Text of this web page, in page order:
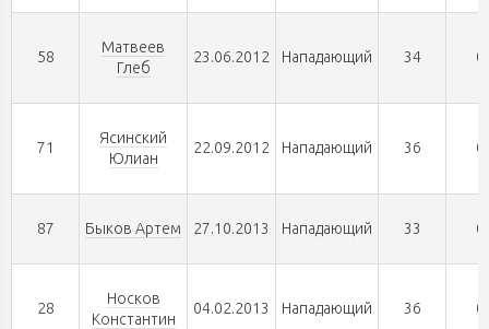
58
Матвеев
Глеб
23.06.2012 Нападающий 34 0
71
Ясинский
Юлиан
22.09.2012 Нападающий 36 0
87 Быков Артем 27.10.2013 Нападающий 33 0
28
Носков
Константин
04.02.2013 Нападающий 36 0